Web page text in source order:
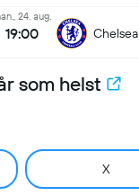
24. aug.
19:00 Chelsea
som helst
X